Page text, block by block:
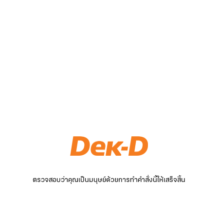
ตรวจสอบว่าคุณเป็นมนุษย์ด้วยการทำคำสั่งนี้ให้เสร็จสิ้น